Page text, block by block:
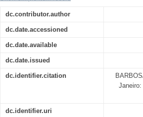
dc.contributor.author
dc.date.accessioned
dc.date.available
dc.date.issued
dc.identifier.citation
dc.identifier.uri